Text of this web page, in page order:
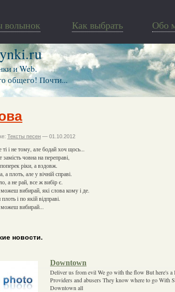
волынок Как выбрать Обо
и Web.
общего! Почти...
Тексты песен — 01.10.2012
ті і не тому, але бодай хоч щось...
човна на переправі,
ріки, а вздовж.
а плоть, але у вічній справі.
а не рай, все ж вибір є.
вибирай, які слова кому і де.
і по якій відправі.
вибирай...
новости.
Downtown
Deliver us from evil We go with the flow But here's
Providers and abusers They know where to go With
Downtown all